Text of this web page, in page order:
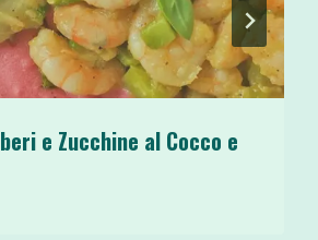
e Zucchine al Cocco e